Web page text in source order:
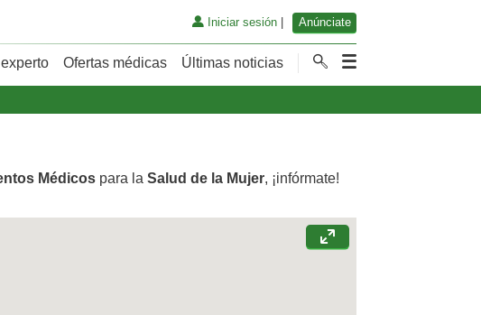
Iniciar sesión| Anúnciate
Ofertas médicas Últimas noticias
Médicos para la Salud de la Mujer, ¡infórmate!